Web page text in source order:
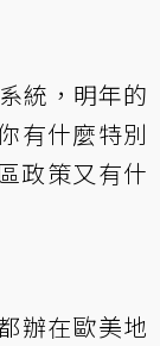
統，明年的
有什麼特別
政策又有什
辦在歐美地